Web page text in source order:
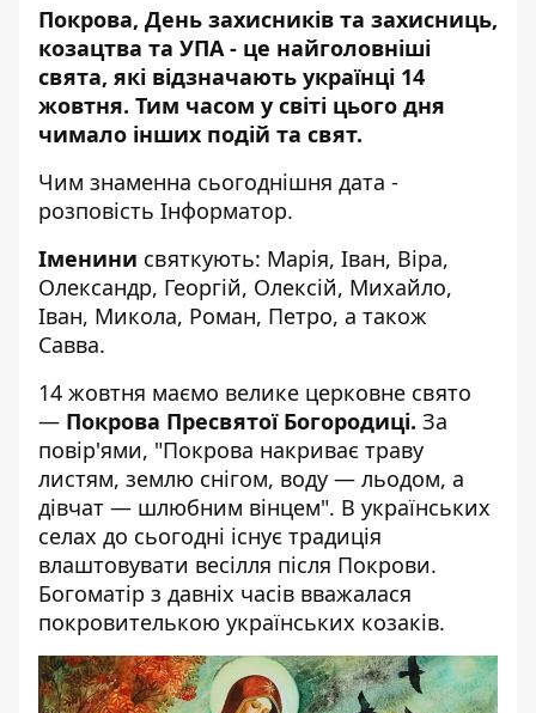
Покрова, День захисників та захисниць,
козацтва та УПА - це найголовніші
свята, які відзначають українці 14
жовтня. Тим часом у світі цього дня
чимало інших подій та свят.
Чим знаменна сьогоднішня дата -
розповість Інформатор.
Іменини святкують: Марія, Іван, Віра,
Олександр, Георгій, Олексій, Михайло,
Іван, Микола, Роман, Петро, а також
Савва.
14 жовтня маємо велике церковне свято
— Покрова Пресвятої Богородиці. За
повір'ями, "Покрова накриває траву
листям, землю снігом, воду — льодом, а
дівчат — шлюбним вінцем". В українських
селах до сьогодні існує традиція
влаштовувати весілля після Покрови.
Богоматір з давніх часів вважалася
покровителькою українських козаків.